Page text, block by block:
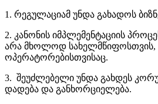
1. რეგულაციამ უნდა გახადოს
2. კანონის იმპლემენტაციის
არა მხოლოდ სახელმწიფოსთვის,
ოპერატორებისთვისაც.
3. შეუძლებელი უნდა გახდეს
დადება და განხორციელება.